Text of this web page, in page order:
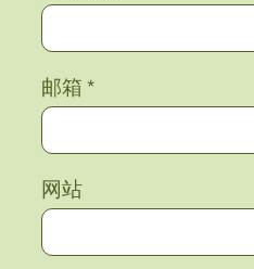
邮箱*
网站